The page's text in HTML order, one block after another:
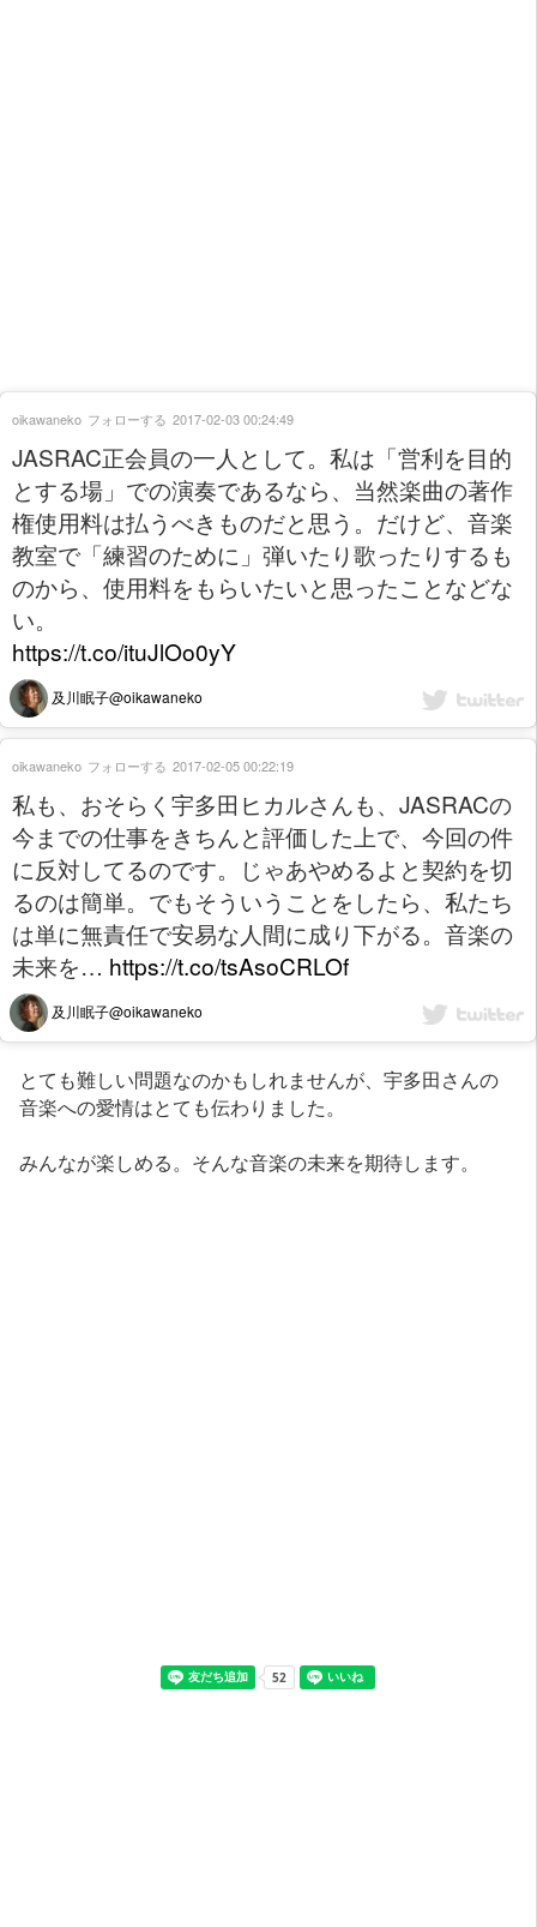
JASRAC正会員の一人として。私は「営利を目的
とする場」での演奏であるなら、当然楽曲の著作
権使用料は払うべきものだと思う。だけど、音楽
教室で「練習のために」弾いたり歌ったりするも
のから、使用料をもらいたいと思ったことなどな
い。
https://t.co/ituJlOo0yY
及川眠子@oikawaneko
oikawaneko フォローする 2017-02-03 00:24:49
私も、おそらく宇多田ヒカルさんも、JASRACの
今までの仕事をきちんと評価した上で、今回の件
に反対してるのです。じゃあやめるよと契約を切
るのは簡単。でもそういうことをしたら、私たち
は単に無責任で安易な人間に成り下がる。音楽の
未来を… https://t.co/tsAsoCRLOf
及川眠子@oikawaneko
oikawaneko フォローする 2017-02-05 00:22:19
とても難しい問題なのかもしれませんが、宇多田さんの
音楽への愛情はとても伝わりました。
みんなが楽しめる。そんな音楽の未来を期待します。